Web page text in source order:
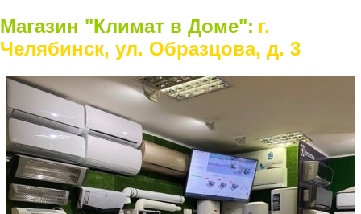
Магазин "Климат в Доме": г.
Челябинск, ул. Образцова, д. 3